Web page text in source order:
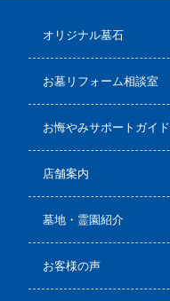
オリジナル墓石
お墓リフォーム相談室
お悔やみサポートガイド
店舗案内
墓地・霊園紹介
お客様の声